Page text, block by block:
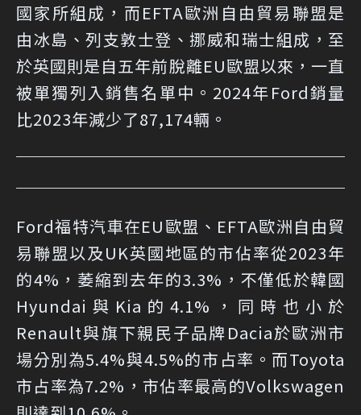
國家所組成，而EFTA歐洲自由貿易聯盟是
由冰島、列支敦士登、挪威和瑞士組成，至
於英國則是自五年前脫離EU歐盟以來，一直
被單獨列入銷售名單中。2024年Ford銷量
比2023年減少了87,174輛。
Ford福特汽車在EU歐盟、EFTA歐洲自由貿
易聯盟以及UK英國地區的市佔率從2023年
的4%，萎縮到去年的3.3%，不僅低於韓國
Hyundai與Kia的4.1%，同時也小於
Renault與旗下親民子品牌Dacia於歐洲市
場分別為5.4%與4.5%的市占率。而Toyota
市占率為7.2%，市佔率最高的Volkswagen